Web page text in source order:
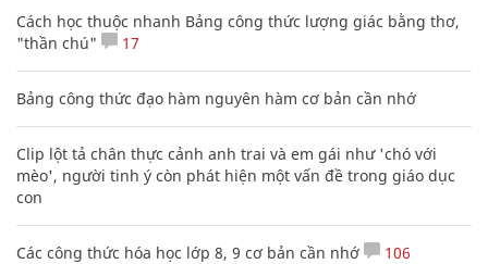
Cách học thuộc nhanh Bảng công thức lượng giác bằng thơ,
"thần chú"
17
Bảng công thức đạo hàm nguyên hàm cơ bản cần nhớ
Clip lột tả chân thực cảnh anh trai và em gái như 'chó với
mèo', người tinh ý còn phát hiện một vấn đề trong giáo dục
con
Các công thức hóa học lớp 8, 9 cơ bản cần nhớ 106